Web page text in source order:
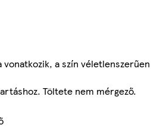
a szín véletlenszerűen
Töltete nem mérgező.